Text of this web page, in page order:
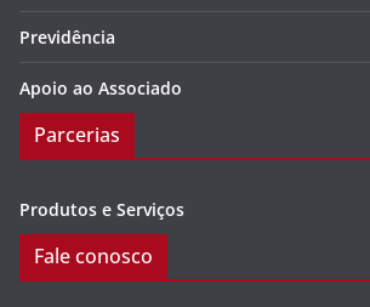
Previdência
Apoio ao Associado
Parcerias
Produtos e Serviços
Fale conosco